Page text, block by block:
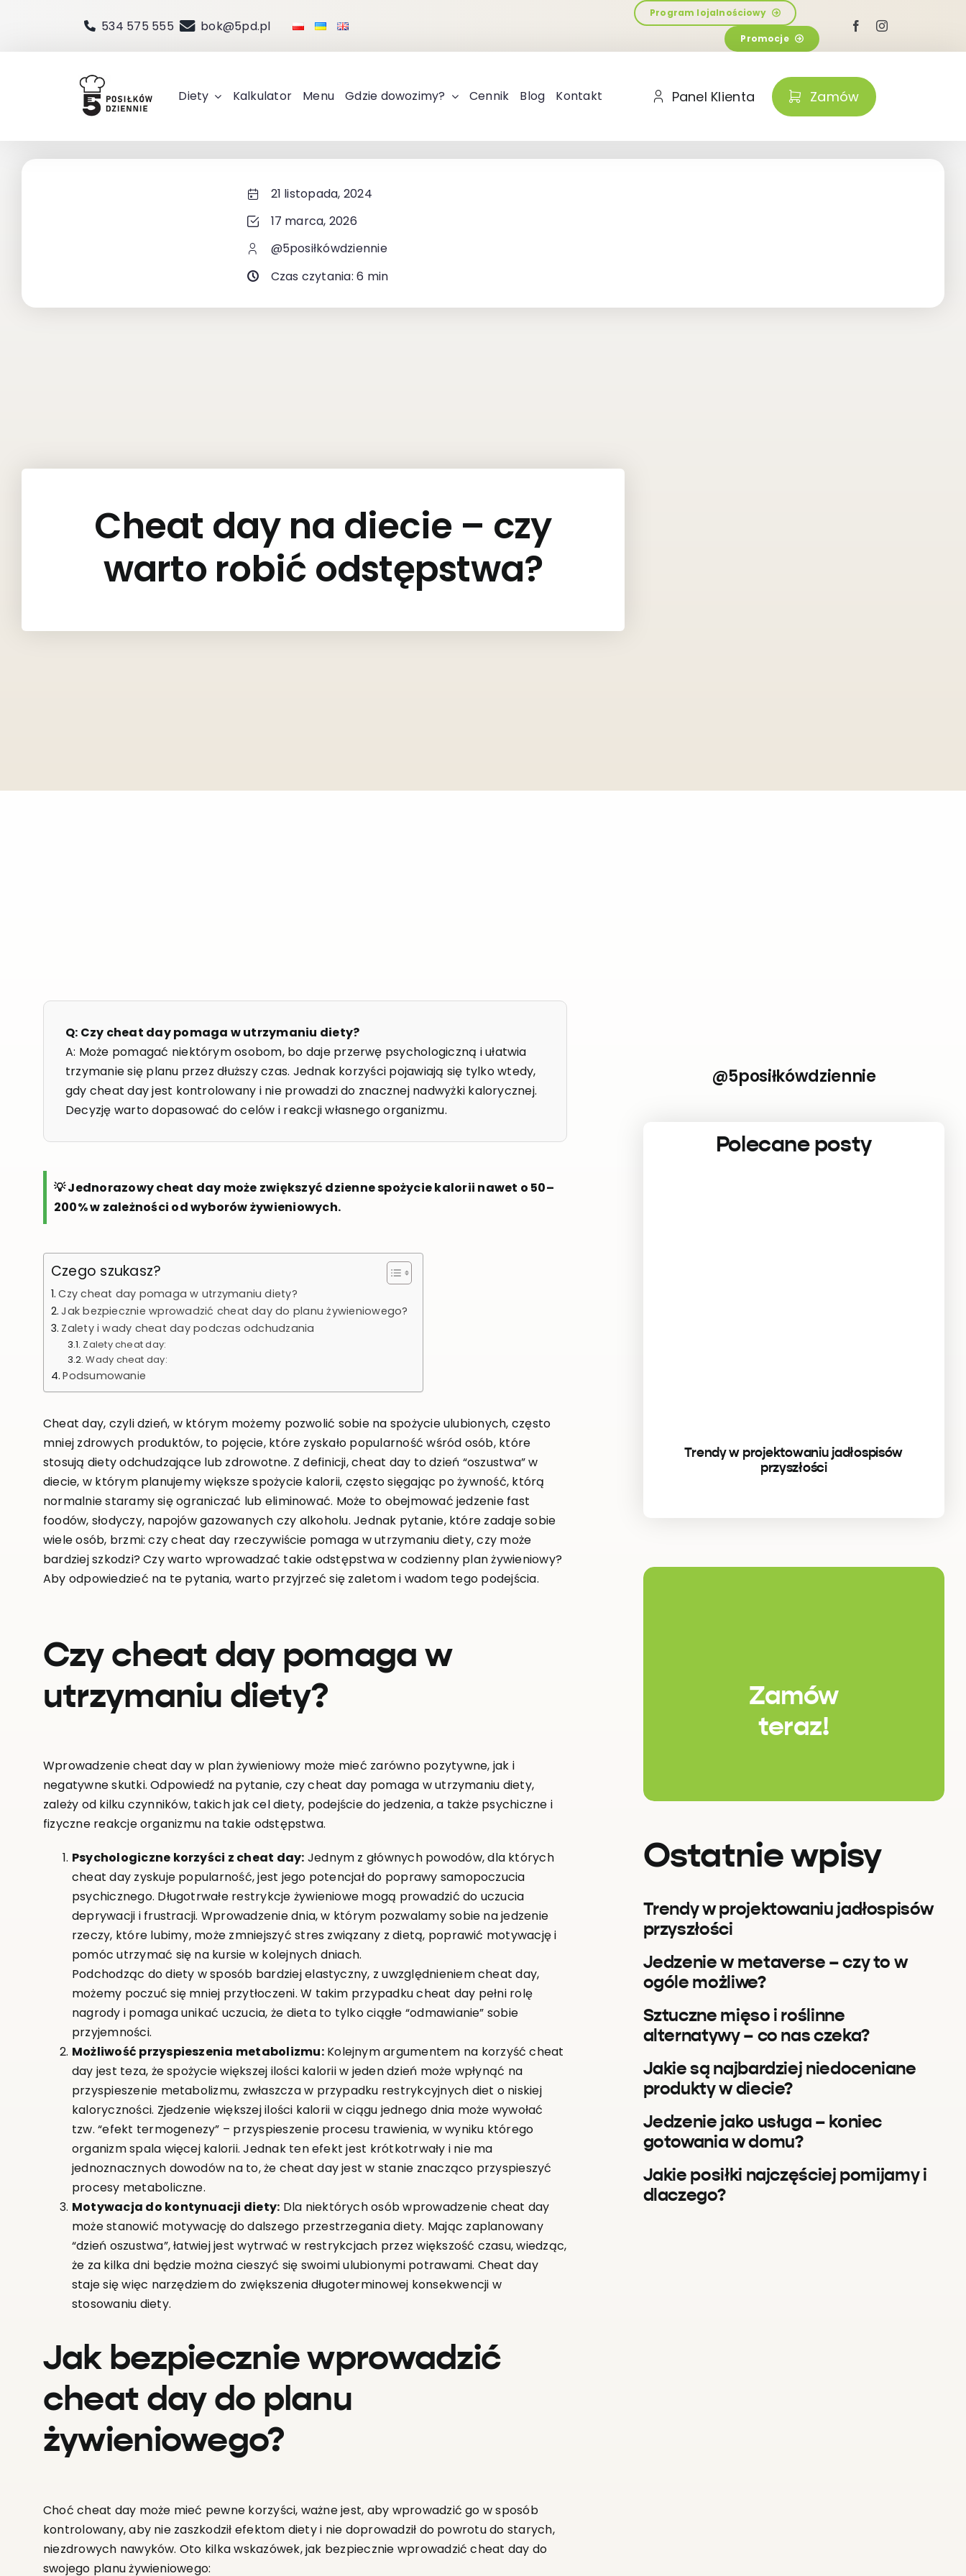
zawartości
534 575 555 bok@5pd.pl
Program lojalnościowy
Promocje
Diety Kalkulator Menu Gdzie dowozimy? Cennik Blog Kontakt Panel Klienta Zamów
21 listopada, 2024
17 marca, 2026
@5posiłkówdziennie
Czas czytania: 6 min
Cheat day na diecie – czy
warto robić odstępstwa?
@5posiłkówdziennie
Polecane posty
Trendy w projektowaniu jadłospisów
przyszłości
Q: Czy cheat day pomaga w utrzymaniu diety?
A: Może pomagać niektórym osobom, bo daje przerwę psychologiczną i ułatwia
trzymanie się planu przez dłuższy czas. Jednak korzyści pojawiają się tylko wtedy,
gdy cheat day jest kontrolowany i nie prowadzi do znacznej nadwyżki kalorycznej.
Decyzję warto dopasować do celów i reakcji własnego organizmu.
💡 Jednorazowy cheat day może zwiększyć dzienne spożycie kalorii nawet o 50–
200% w zależności od wyborów żywieniowych.
Czego szukasz?
Czy cheat day pomaga w utrzymaniu diety?
Jak bezpiecznie wprowadzić cheat day do planu żywieniowego?
Zalety i wady cheat day podczas odchudzania
Zalety cheat day:
Wady cheat day:
Podsumowanie
Cheat day, czyli dzień, w którym możemy pozwolić sobie na spożycie ulubionych, często
mniej zdrowych produktów, to pojęcie, które zyskało popularność wśród osób, które
stosują diety odchudzające lub zdrowotne. Z definicji, cheat day to dzień “oszustwa” w
diecie, w którym planujemy większe spożycie kalorii, często sięgając po żywność, którą
normalnie staramy się ograniczać lub eliminować. Może to obejmować jedzenie fast
foodów, słodyczy, napojów gazowanych czy alkoholu. Jednak pytanie, które zadaje sobie
wiele osób, brzmi: czy cheat day rzeczywiście pomaga w utrzymaniu diety, czy może
bardziej szkodzi? Czy warto wprowadzać takie odstępstwa w codzienny plan żywieniowy?
Aby odpowiedzieć na te pytania, warto przyjrzeć się zaletom i wadom tego podejścia.
Czy cheat day pomaga w
utrzymaniu diety?
Wprowadzenie cheat day w plan żywieniowy może mieć zarówno pozytywne, jak i
negatywne skutki. Odpowiedź na pytanie, czy cheat day pomaga w utrzymaniu diety,
zależy od kilku czynników, takich jak cel diety, podejście do jedzenia, a także psychiczne i
fizyczne reakcje organizmu na takie odstępstwa.
Psychologiczne korzyści z cheat day: Jednym z głównych powodów, dla których
cheat day zyskuje popularność, jest jego potencjał do poprawy samopoczucia
psychicznego. Długotrwałe restrykcje żywieniowe mogą prowadzić do uczucia
deprywacji i frustracji. Wprowadzenie dnia, w którym pozwalamy sobie na jedzenie
rzeczy, które lubimy, może zmniejszyć stres związany z dietą, poprawić motywację i
pomóc utrzymać się na kursie w kolejnych dniach.
Podchodząc do diety w sposób bardziej elastyczny, z uwzględnieniem cheat day,
możemy poczuć się mniej przytłoczeni. W takim przypadku cheat day pełni rolę
nagrody i pomaga unikać uczucia, że dieta to tylko ciągłe “odmawianie” sobie
przyjemności.
Możliwość przyspieszenia metabolizmu:Kolejnym argumentem na korzyść cheat
day jest teza, że spożycie większej ilości kalorii w jeden dzień może wpłynąć na
przyspieszenie metabolizmu, zwłaszcza w przypadku restrykcyjnych diet o niskiej
kaloryczności. Zjedzenie większej ilości kalorii w ciągu jednego dnia może wywołać
tzw. “efekt termogenezy” – przyspieszenie procesu trawienia, w wyniku którego
organizm spala więcej kalorii. Jednak ten efekt jest krótkotrwały i nie ma
jednoznacznych dowodów na to, że cheat day jest w stanie znacząco przyspieszyć
procesy metaboliczne.
Motywacja do kontynuacji diety: Dla niektórych osób wprowadzenie cheat day
może stanowić motywację do dalszego przestrzegania diety. Mając zaplanowany
“dzień oszustwa”, łatwiej jest wytrwać w restrykcjach przez większość czasu, wiedząc,
że za kilka dni będzie można cieszyć się swoimi ulubionymi potrawami. Cheat day
staje się więc narzędziem do zwiększenia długoterminowej konsekwencji w
stosowaniu diety.
Jak bezpiecznie wprowadzić
cheat day do planu
żywieniowego?
Choć cheat day może mieć pewne korzyści, ważne jest, aby wprowadzić go w sposób
kontrolowany, aby nie zaszkodził efektom diety i nie doprowadził do powrotu do starych,
niezdrowych nawyków. Oto kilka wskazówek, jak bezpiecznie wprowadzić cheat day do
swojego planu żywieniowego:
Zamów
teraz!
Ostatnie wpisy
Trendy w projektowaniu jadłospisów
przyszłości
Jedzenie w metaverse – czy to w
ogóle możliwe?
Sztuczne mięso i roślinne
alternatywy – co nas czeka?
Jakie są najbardziej niedoceniane
produkty w diecie?
Jedzenie jako usługa – koniec
gotowania w domu?
Jakie posiłki najczęściej pomijamy i
dlaczego?